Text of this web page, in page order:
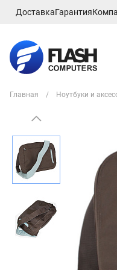
ДоставкаГарантия
Главная Ноутбуки и
Ноутбуки и
Компьютеры и
комплектующие
Сетевое
ТВ, Аудио и Видео